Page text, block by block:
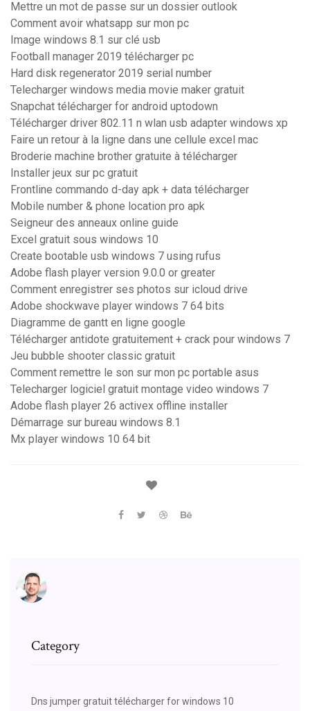
Mettre un mot de passe sur un dossier outlook
Comment avoir whatsapp sur mon pc
Image windows 8.1 sur clé usb
Football manager 2019 télécharger pc
Hard disk regenerator 2019 serial number
Telecharger windows media movie maker gratuit
Snapchat télécharger for android uptodown
Télécharger driver 802.11 n wlan usb adapter windows xp
Faire un retour à la ligne dans une cellule excel mac
Broderie machine brother gratuite à télécharger
Installer jeux sur pc gratuit
Frontline commando d-day apk + data télécharger
Mobile number & phone location pro apk
Seigneur des anneaux online guide
Excel gratuit sous windows 10
Create bootable usb windows 7 using rufus
Adobe flash player version 9.0.0 or greater
Comment enregistrer ses photos sur icloud drive
Adobe shockwave player windows 7 64 bits
Diagramme de gantt en ligne google
Télécharger antidote gratuitement + crack pour windows 7
Jeu bubble shooter classic gratuit
Comment remettre le son sur mon pc portable asus
Telecharger logiciel gratuit montage video windows 7
Adobe flash player 26 activex offline installer
Démarrage sur bureau windows 8.1
Mx player windows 10 64 bit
Category
Dns jumper gratuit télécharger for windows 10